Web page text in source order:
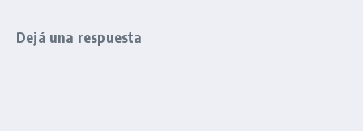
Dejá una respuesta